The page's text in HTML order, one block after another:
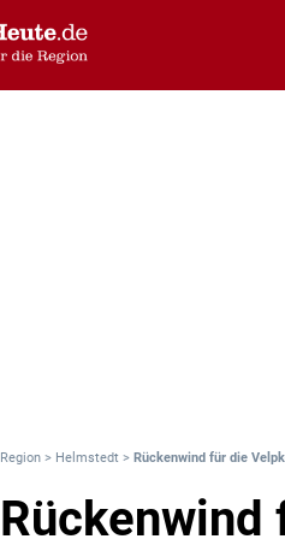
Region > Helmstedt > Rückenwind für die
Rückenwind